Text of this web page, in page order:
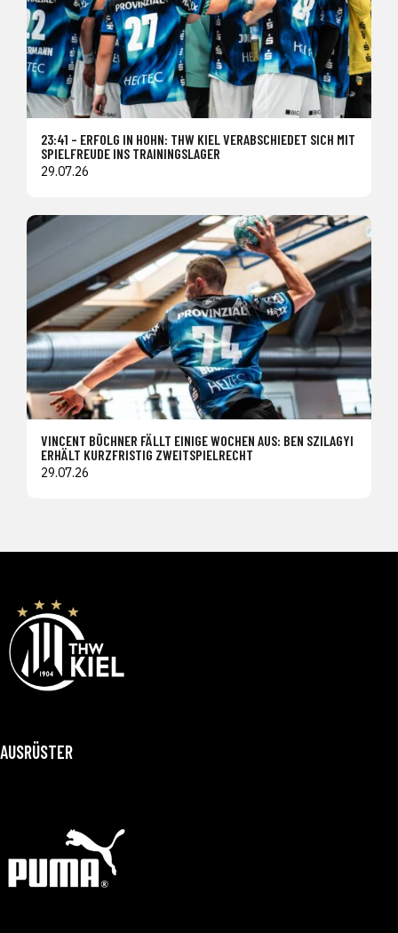
23:41 – ERFOLG IN HOHN: THW KIEL VERABSCHIEDET SICH MIT
SPIELFREUDE INS TRAININGSLAGER
29.07.26
VINCENT BÜCHNER FÄLLT EINIGE WOCHEN AUS: BEN SZILAGYI
ERHÄLT KURZFRISTIG ZWEITSPIELRECHT
29.07.26
AUSRÜSTER